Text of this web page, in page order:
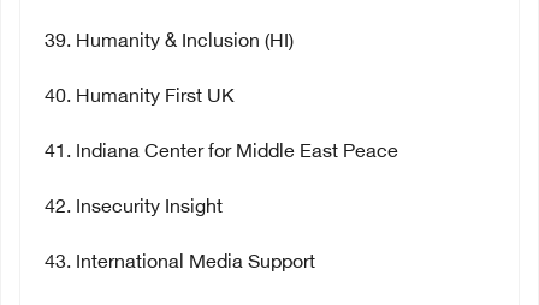
39. Humanity & Inclusion (HI)
40. Humanity First UK
41 . Indiana Center for Middle East Peace
42. Insecurity Insight
43. International Media Support